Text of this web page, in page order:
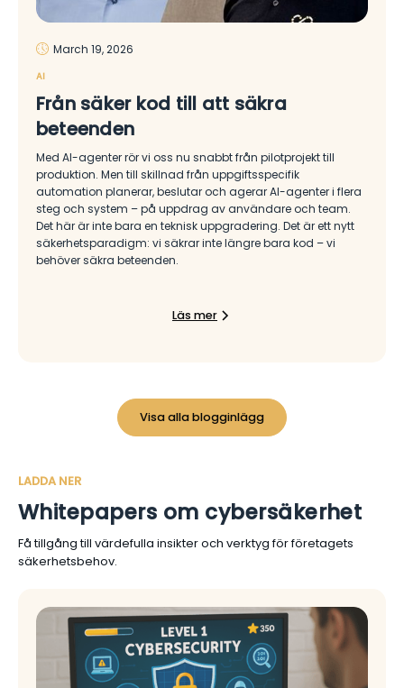
March 19, 2026
AI
Från säker kod till att säkra
beteenden
Med AI-agenter rör vi oss nu snabbt från pilotprojekt till
produktion. Men till skillnad från uppgiftsspecifik
automation planerar, beslutar och agerar AI-agenter i flera
steg och system – på uppdrag av användare och team.
Det här är inte bara en teknisk uppgradering. Det är ett nytt
säkerhetsparadigm: vi säkrar inte längre bara kod – vi
behöver säkra beteenden.
Läs mer
Visa alla blogginlägg
LADDA NER
Whitepapers om cybersäkerhet
Få tillgång till värdefulla insikter och verktyg för företagets
säkerhetsbehov.